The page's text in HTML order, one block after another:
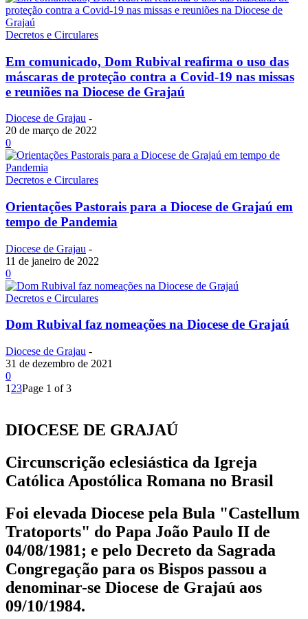
Decretos e Circulares
Em comunicado, Dom Rubival reafirma o uso das
máscaras de proteção contra a Covid-19 nas missas
e reuniões na Diocese de Grajaú
Diocese de Grajau -
20 de março de 2022
0
Decretos e Circulares
Orientações Pastorais para a Diocese de Grajaú em
tempo de Pandemia
Diocese de Grajau -
11 de janeiro de 2022
0
Decretos e Circulares
Dom Rubival faz nomeações na Diocese de Grajaú
Diocese de Grajau -
31 de dezembro de 2021
0
1 23Page 1 of 3
DIOCESE DE GRAJAÚ
Circunscrição eclesiástica da Igreja
Católica Apostólica Romana no Brasil
Foi elevada Diocese pela Bula "Castellum
Tratoports" do Papa João Paulo II de
04/08/1981; e pelo Decreto da Sagrada
Congregação para os Bispos passou a
denominar-se Diocese de Grajaú aos
09/10/1984.